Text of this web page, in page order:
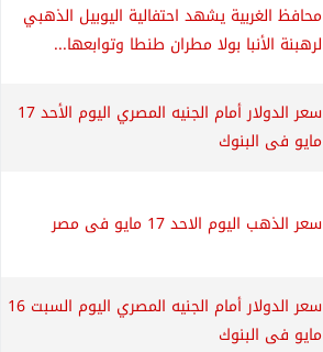
محافظ الغربية يشهد احتفالية اليوبيل الذهبي
لرهبنة الأنبا بولا مطران طنطا وتوابعها...
سعر الدولار أمام الجنيه المصري اليوم الأحد 17
مايو فى البنوك
سعر الذهب اليوم الاحد 17 مايو فى مصر
سعر الدولار أمام الجنيه المصري اليوم السبت 16
مايو فى البنوك